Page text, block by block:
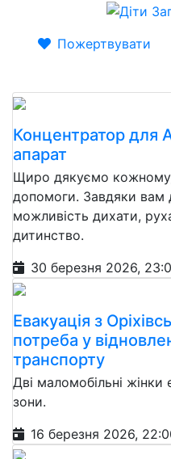
Пожертвувати
Концентратор для
апарат
Щиро дякуємо
допомоги. Завдяки вам
можливість дихати,
дитинство.
30 березня 2026,
Евакуація з
потреба у
транспорту
Дві маломобільні жінки
зони.
16 березня 2026,